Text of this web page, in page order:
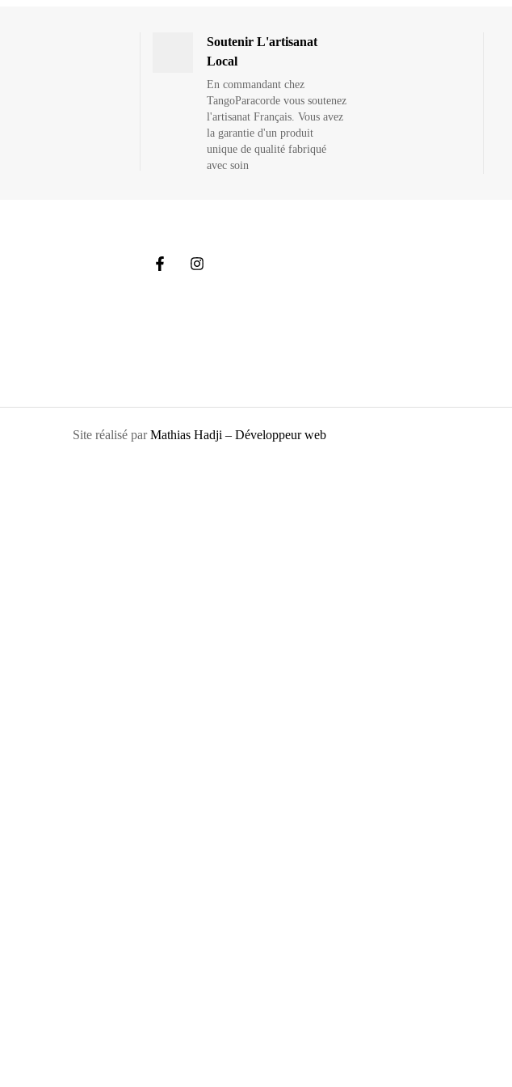
Soutenir L'artisanat
Local
En commandant chez
TangoParacorde vous soutenez
l'artisanat Français. Vous avez
la garantie d'un produit
unique de qualité fabriqué
avec soin
Site réalisé parMathias Hadji – Développeur web